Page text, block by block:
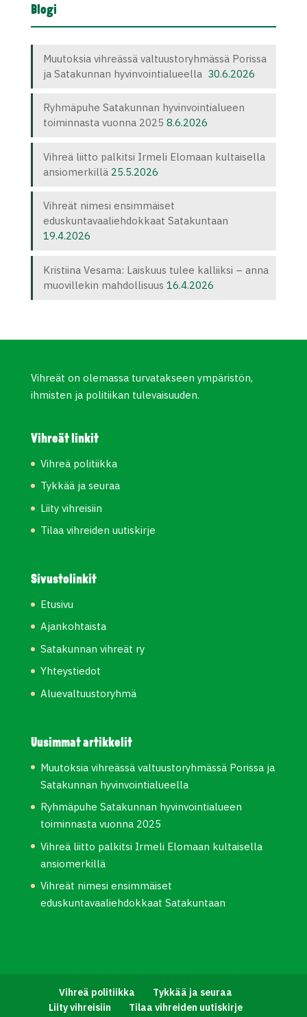
Blogi
Muutoksia vihreässä valtuustoryhmässä Porissa
ja Satakunnan hyvinvointialueella 30.6.2026
Ryhmäpuhe Satakunnan hyvinvointialueen
toiminnasta vuonna 2025 8.6.2026
Vihreä liitto palkitsi Irmeli Elomaan kultaisella
ansiomerkillä 25.5.2026
Vihreät nimesi ensimmäiset
eduskuntavaaliehdokkaat Satakuntaan
19.4.2026
Kristiina Vesama: Laiskuus tulee kalliiksi – anna
muovillekin mahdollisuus 16.4.2026
Vihreät on olemassa turvatakseen ympäristön,
ihmisten ja politiikan tulevaisuuden.
Vihreät linkit
Vihreä politiikka
Tykkää ja seuraa
Liity vihreisiin
Tilaa vihreiden uutiskirje
Sivustolinkit
Etusivu
Ajankohtaista
Satakunnan vihreät ry
Yhteystiedot
Aluevaltuustoryhmä
Uusimmat artikkelit
Muutoksia vihreässä valtuustoryhmässä Porissa ja
Satakunnan hyvinvointialueella
Ryhmäpuhe Satakunnan hyvinvointialueen
toiminnasta vuonna 2025
Vihreä liitto palkitsi Irmeli Elomaan kultaisella
ansiomerkillä
Vihreät nimesi ensimmäiset
eduskuntavaaliehdokkaat Satakuntaan
Vihreä politiikka
Tykkää ja seuraa
Liity vihreisiin
Tilaa vihreiden uutiskirje